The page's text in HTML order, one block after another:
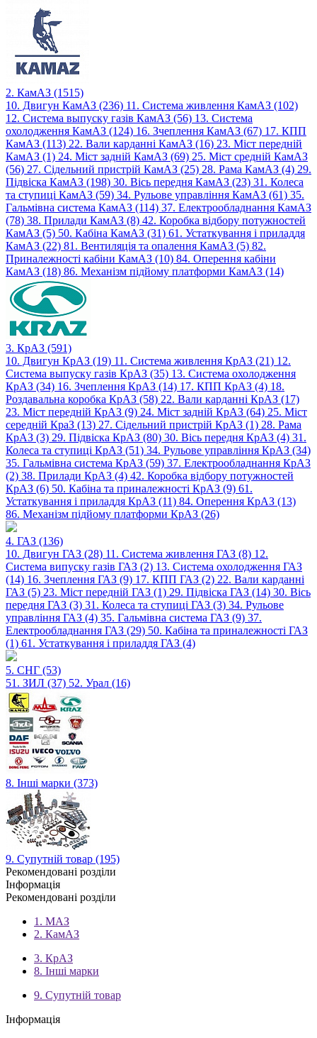
2. КамАЗ (1515)
10. Двигун КамАЗ (236) 11. Система живлення КамАЗ (102)
12. Система выпуску газів КамАЗ (56) 13. Система
охолодження КамАЗ (124) 16. Зчеплення КамАЗ (67) 17. КПП
КамАЗ (113) 22. Вали карданні КамАЗ (16) 23. Міст передній
КамАЗ (1) 24. Міст задній КамАЗ (69) 25. Міст средній КамАЗ
(56) 27. Сідельний пристрій КамАЗ (25) 28. Рама КамАЗ (4) 29.
Підвіска КамАЗ (198) 30. Вісь передня КамАЗ (23) 31. Колеса
та ступиці КамАЗ (59) 34. Рульове управління КамАЗ (61) 35.
Гальмівна система КамАЗ (114) 37. Електрообладнання КамАЗ
(78) 38. Прилади КамАЗ (8) 42. Коробка відбору потужностей
КамАЗ (5) 50. Кабіна КамАЗ (31) 61. Устаткування і приладдя
КамАЗ (22) 81. Вентиляція та опалення КамАЗ (5) 82.
Приналежності кабіни КамАЗ (10) 84. Оперення кабіни
КамАЗ (18) 86. Механізм підйому платформи КамАЗ (14)
3. КрАЗ (591)
10. Двигун КрАЗ (19) 11. Система живлення КрАЗ (21) 12.
Система выпуску газів КрАЗ (35) 13. Система охолодження
КрАЗ (34) 16. Зчеплення КрАЗ (14) 17. КПП КрАЗ (4) 18.
Роздавальна коробка КрАЗ (58) 22. Вали карданні КрАЗ (17)
23. Міст передній КрАЗ (9) 24. Міст задній КрАЗ (64) 25. Міст
середній КраЗ (13) 27. Сідельний пристрій КрАЗ (1) 28. Рама
КрАЗ (3) 29. Підвіска КрАЗ (80) 30. Вісь передня КрАЗ (4) 31.
Колеса та ступиці КрАЗ (51) 34. Рульове управління КрАЗ (34)
35. Гальмівна система КрАЗ (59) 37. Електрообладнання КрАЗ
(2) 38. Прилади КрАЗ (4) 42. Коробка відбору потужностей
КрАЗ (6) 50. Кабіна та приналежності КрАЗ (9) 61.
Устаткування і приладдя КрАЗ (11) 84. Оперення КрАЗ (13)
86. Механізм підйому платформи КрАЗ (26)
4. ГАЗ (136)
10. Двигун ГАЗ (28) 11. Система живлення ГАЗ (8) 12.
Система випуску газів ГАЗ (2) 13. Система охолодження ГАЗ
(14) 16. Зчеплення ГАЗ (9) 17. КПП ГАЗ (2) 22. Вали карданні
ГАЗ (5) 23. Міст передній ГАЗ (1) 29. Підвіска ГАЗ (14) 30. Вісь
передня ГАЗ (3) 31. Колеса та ступиці ГАЗ (3) 34. Рульове
управління ГАЗ (4) 35. Гальмівна система ГАЗ (9) 37.
Електрообладнання ГАЗ (29) 50. Кабіна та приналежності ГАЗ
(1) 61. Устаткування і приладдя ГАЗ (4)
5. СНГ (53)
51. ЗИЛ (37) 52. Урал (16)
8. Інші марки (373)
9. Супутній товар (195)
Рекомендовані розділи
Інформація
Рекомендовані розділи
1. МАЗ
2. КамАЗ
3. КрАЗ
8. Інші марки
9. Супутній товар
Інформація